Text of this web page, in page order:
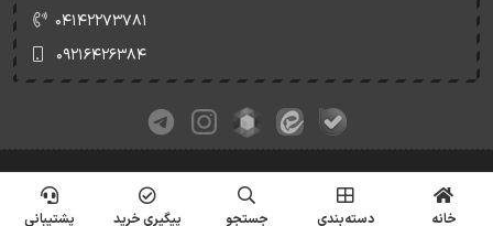
۰۴۱۴۲۲۷۳۷۸۱
۰۹۲۱۶۴۲۶۳۸۴
خانه دسته‌بندی جستجو پیگیری خرید پشتیبانی